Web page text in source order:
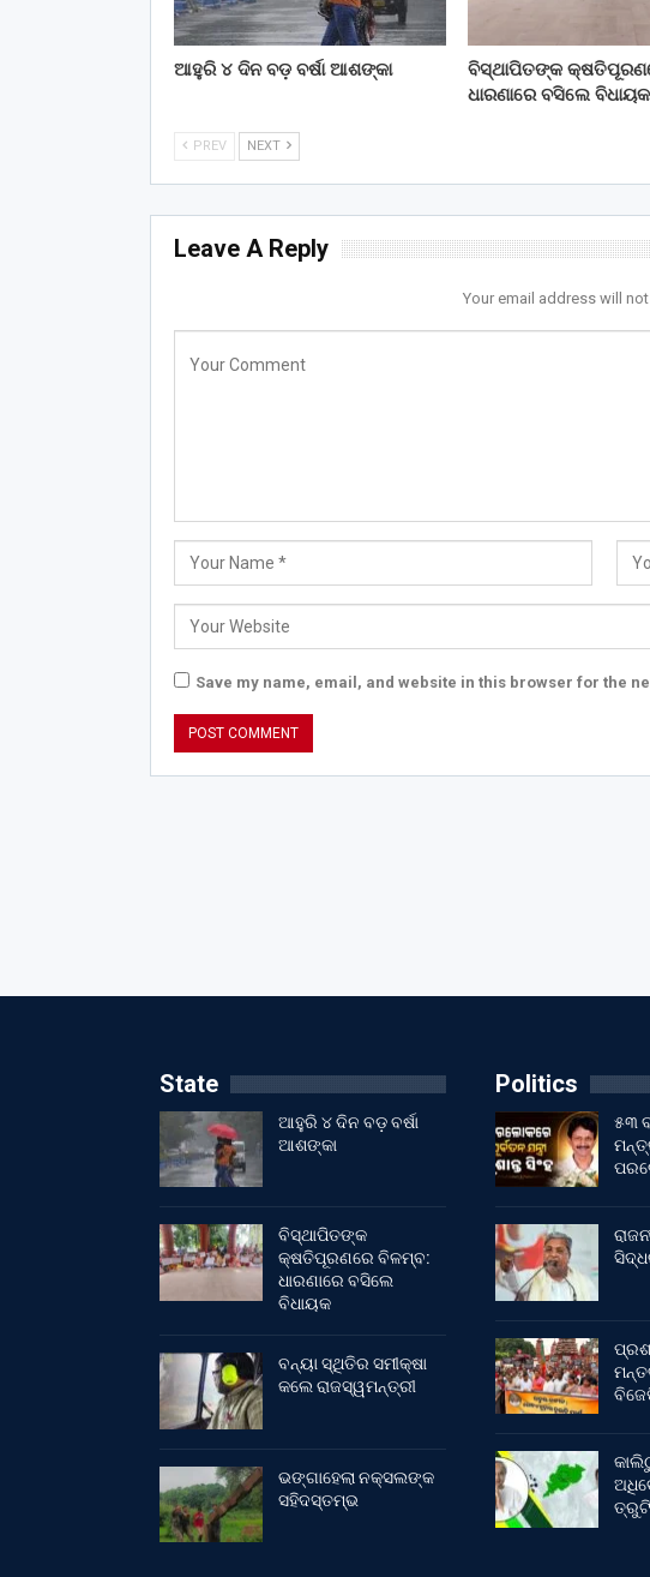
ଆହୁରି ୪ ଦିନ ବଡ଼ ବର୍ଷା ଆଶଙ୍କା
ବିସ୍ଥାପିତଙ୍କ
ଧାରଣାରେ ବସିଲେ ବିଧାୟକ
PREV NEXT
Leave A Reply
Your email address will
Save my name, email, and website in this browser for the
State
ଆହୁରି ୪ ଦିନ ବଡ଼ ବର୍ଷା
ଆଶଙ୍କା
ବିସ୍ଥାପିତଙ୍କ
କ୍ଷତିପୂରଣରେ ବିଳମ୍ବ:
ଧାରଣାରେ ବସିଲେ
ବିଧାୟକ
ବନ୍ୟା ସ୍ଥିତିର ସମୀକ୍ଷା
କଲେ ରାଜସ୍ୱମନ୍ତ୍ରୀ
ଭଙ୍ଗାହେଲା ନକ୍ସଲଙ୍କ
ସହିଦସ୍ତମ୍ଭ
Politics
୫୩